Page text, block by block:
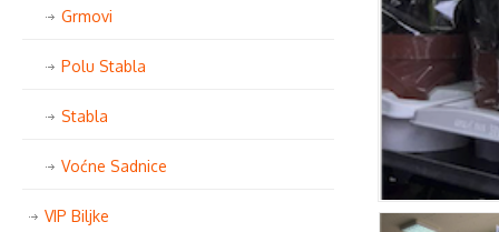
Grmovi
Polu Stabla
Stabla
Voćne Sadnice
VIP Biljke